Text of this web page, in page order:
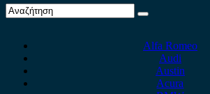
Alfa Romeo
Audi
Austin
Acura